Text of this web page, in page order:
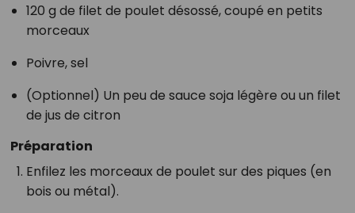
120 g de filet de poulet désossé, coupé en petits
morceaux
Poivre, sel
(Optionnel) Un peu de sauce soja légère ou un filet
de jus de citron
Préparation
Enfilez les morceaux de poulet sur des piques (en
bois ou métal).